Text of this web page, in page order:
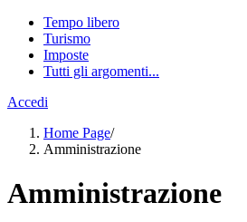
Tempo libero
Turismo
Imposte
Tutti gli argomenti...
Accedi
Home Page/
Amministrazione
Amministrazione